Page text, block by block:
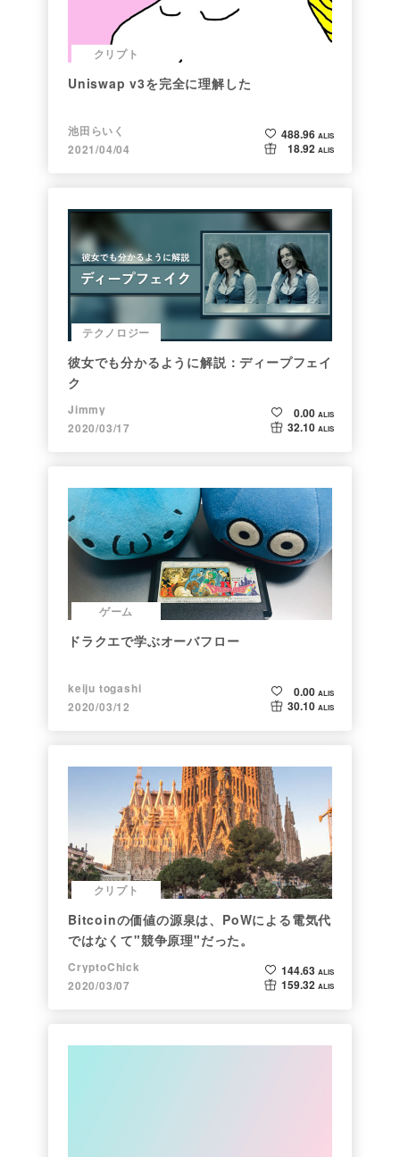
クリプト
Uniswap v3を完全に理解した
池田らいく
2021/04/04
488.96 ALIS
18.92 ALIS
テクノロジー
彼女でも分かるように解説：ディープフェイ
ク
Jimmy
2020/03/17
0.00 ALIS
32.10 ALIS
ゲーム
ドラクエで学ぶオーバフロー
keiju togashi
2020/03/12
0.00 ALIS
30.10 ALIS
クリプト
Bitcoinの価値の源泉は、PoWによる電気代
ではなくて"競争原理"だった。
CryptoChick
2020/03/07
144.63 ALIS
159.32 ALIS